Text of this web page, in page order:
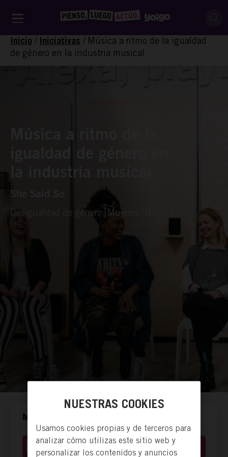
Inicio / Iniciativas / Música a ritmo de la igualdad
de género en la industria musical
Música a ritmo de la
la industria musical
She Said So
Desigualdad de género Mujeres
MANERAS DE ACTUAR.
Donación económica
NUESTRAS COOKIES
Usamos cookies propias y de terceros para
analizar cómo utilizas este sitio web y
personalizar los contenidos y anuncios